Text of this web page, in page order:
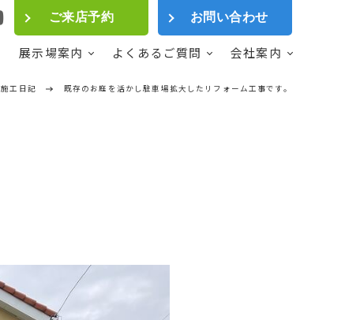
ご来店予約 お問い合わせ
展示場案内 よくあるご質問 会社案内
施工日記 既存のお庭を活かし駐車場拡大したリフォーム工事です。